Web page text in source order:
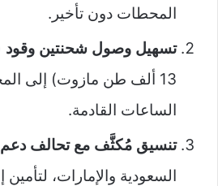
المحطات دون تأخير.
تسهيل وصول شحنتين وقود
13 ألف طن مازوت) إلى
الساعات القادمة.
تنسيق مُكثَّف مع تحالف دعم
السعودية والإمارات،